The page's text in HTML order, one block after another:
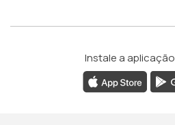
Instale a aplicação